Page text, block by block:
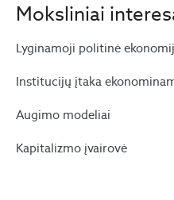
Moksliniai
Lyginamoji politinė
Institucijų įtaka
Augimo modeliai
Kapitalizmo įvairovė